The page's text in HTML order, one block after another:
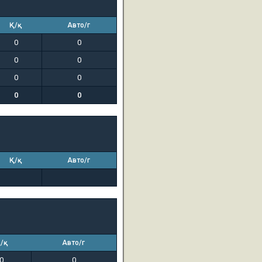
Қ/қ Авто/г
0
0
0
0
0
0
0
0
Қ/қ Авто/г
қ Авто/г
0 0